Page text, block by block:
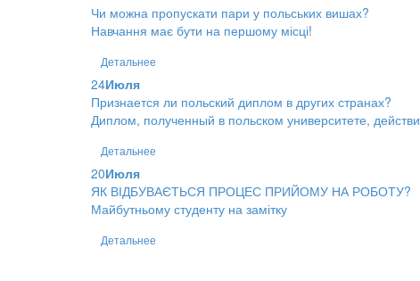
Чи можна пропускати пари у польських вишах?
Навчання має бути на першому місці!
Детальнее
24Июля
Признается ли польский диплом в других странах?
Диплом, полученный в польском университете,
Детальнее
20Июля
ЯК ВІДБУВАЄТЬСЯ ПРОЦЕС ПРИЙОМУ НА РОБОТУ?
Майбутньому студенту на замітку
Детальнее